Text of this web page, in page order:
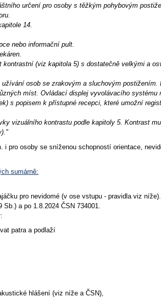
určení pro osoby s těžkým pohybovým
14.
nebo informační pult.
(viz kapitola 5) s dostatečně velkými a
osob se zrakovým a sluchovým postižením.
míst. Ovládací displej vyvolávacího systému
s popisem k přístupné recepci, které umožní
vizuálního kontrastu podle kapitoly 5. Kontrast
pro osoby se sníženou schopností orientace,
sumárně:
pro nevidomé (v ose vstupu - pravidla viz níže).
a po 1.8.2024 ČSN 734001.
patra a podlaží
hlášení (viz níže a ČSN),